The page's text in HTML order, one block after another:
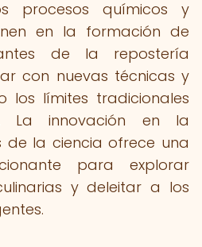
procesos químicos y
en la formación de
de la repostería
con nuevas técnicas y
los límites tradicionales
La innovación en la
la ciencia ofrece una
para explorar
y deleitar a los